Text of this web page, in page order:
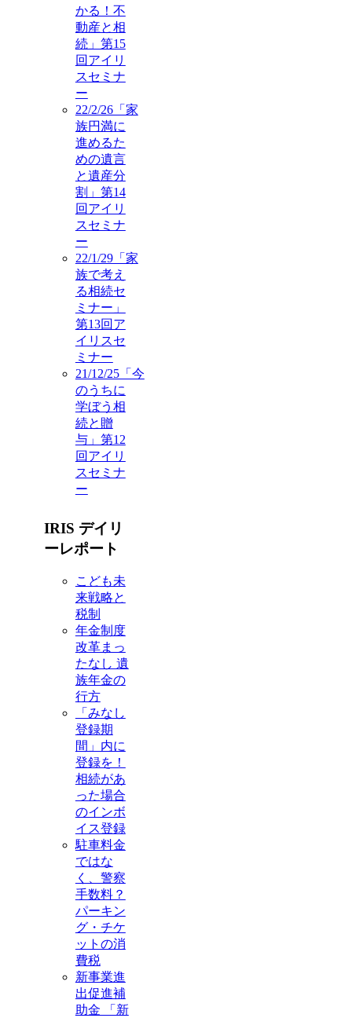
かる！不
動産と相
続」第15
回アイリ
スセミナ
ー
22/2/26「家
族円満に
進めるた
めの遺言
と遺産分
割」第14
回アイリ
スセミナ
ー
22/1/29「家
族で考え
る相続セ
ミナー」
第13回ア
イリスセ
ミナー
21/12/25「今
のうちに
学ぼう相
続と贈
与」第12
回アイリ
スセミナ
ー
IRIS デイリ
ーレポート
こども未
来戦略と
税制
年金制度
改革まっ
たなし 遺
族年金の
行方
「みなし
登録期
間」内に
登録を！
相続があ
った場合
のインボ
イス登録
駐車料金
ではな
く、警察
手数料？
パーキン
グ・チケ
ットの消
費税
新事業進
出促進補
助金 「新